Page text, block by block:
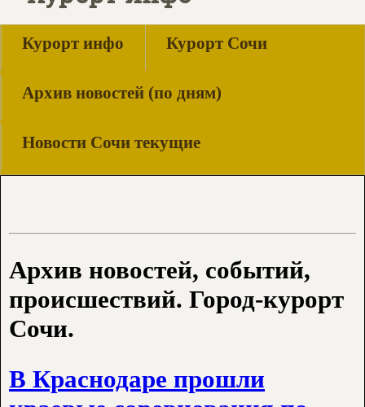
Курорт инфо Курорт Сочи
Архив новостей (по дням)
Новости Сочи текущие
Архив новостей, событий,
происшествий. Город-курорт
Сочи.
В Краснодаре прошли